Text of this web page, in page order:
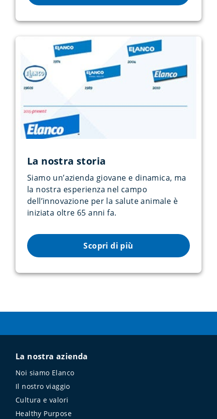
La nostra storia
Siamo un’azienda giovane e dinamica, ma
la nostra esperienza nel campo
dell’innovazione per la salute animale è
iniziata oltre 65 anni fa.
Scopri di più
La nostra azienda
Noi siamo Elanco
Il nostro viaggio
Cultura e valori
Healthy Purpose